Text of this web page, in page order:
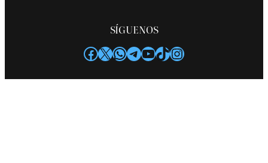
SÍGUENOS
Facebook
X WhatsApp
Telegram
YouTube
TikTok
Instagram